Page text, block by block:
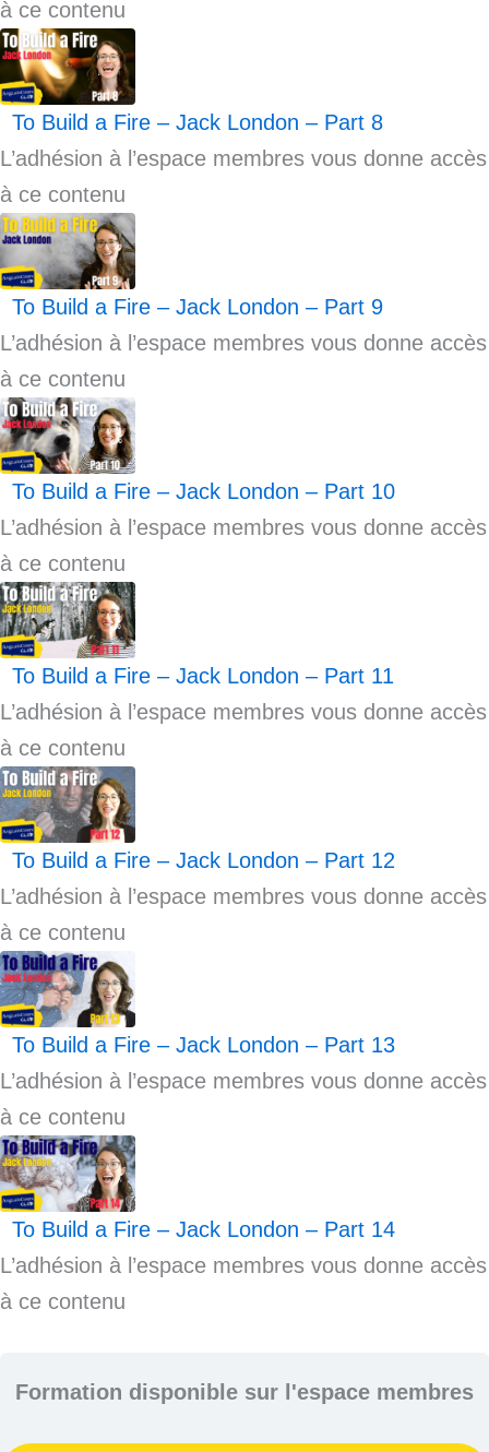
à ce contenu
To Build a Fire – Jack London – Part 8
L’adhésion à l’espace membres vous donne accès
à ce contenu
To Build a Fire – Jack London – Part 9
L’adhésion à l’espace membres vous donne accès
à ce contenu
To Build a Fire – Jack London – Part 10
L’adhésion à l’espace membres vous donne accès
à ce contenu
To Build a Fire – Jack London – Part 11
L’adhésion à l’espace membres vous donne accès
à ce contenu
To Build a Fire – Jack London – Part 12
L’adhésion à l’espace membres vous donne accès
à ce contenu
To Build a Fire – Jack London – Part 13
L’adhésion à l’espace membres vous donne accès
à ce contenu
To Build a Fire – Jack London – Part 14
L’adhésion à l’espace membres vous donne accès
à ce contenu
Formation disponible sur l'espace membres